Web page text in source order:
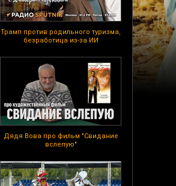
Трамп против родильного туризма,
безработица из-за ИИ
Дядя Вова про фильм "Свидание
вслепую"